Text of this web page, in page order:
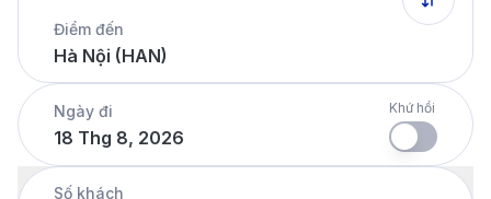
Dịch vụ
Khách sạn
Tin tứcLiên hệ
Hotline
028 7303 6167
Tiếng Việt
Điểm đến
Hà Nội (HAN)
Ngày đi
18 Thg 8, 2026
Khứ hồi
Số khách